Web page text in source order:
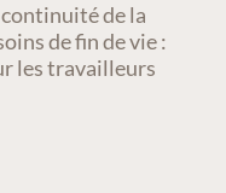
de la
de fin de vie :
les travailleurs